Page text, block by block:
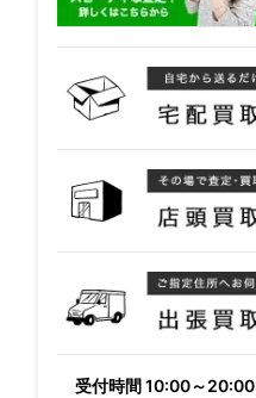
受付時間 10:00～20:00